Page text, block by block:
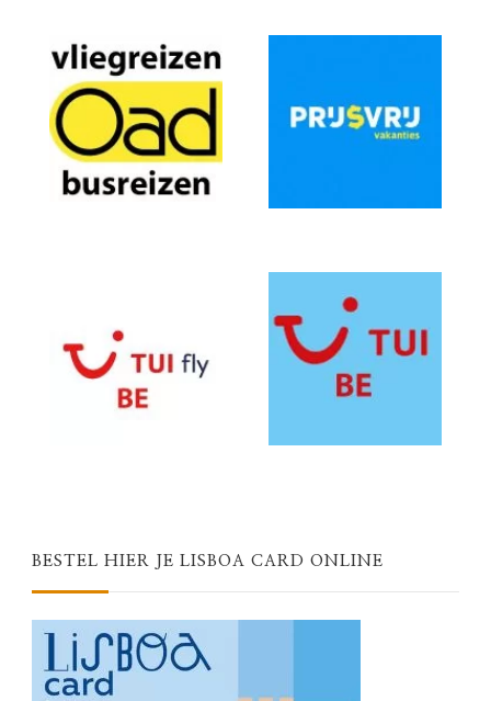
BESTEL HIER JE LISBOA CARD ONLINE